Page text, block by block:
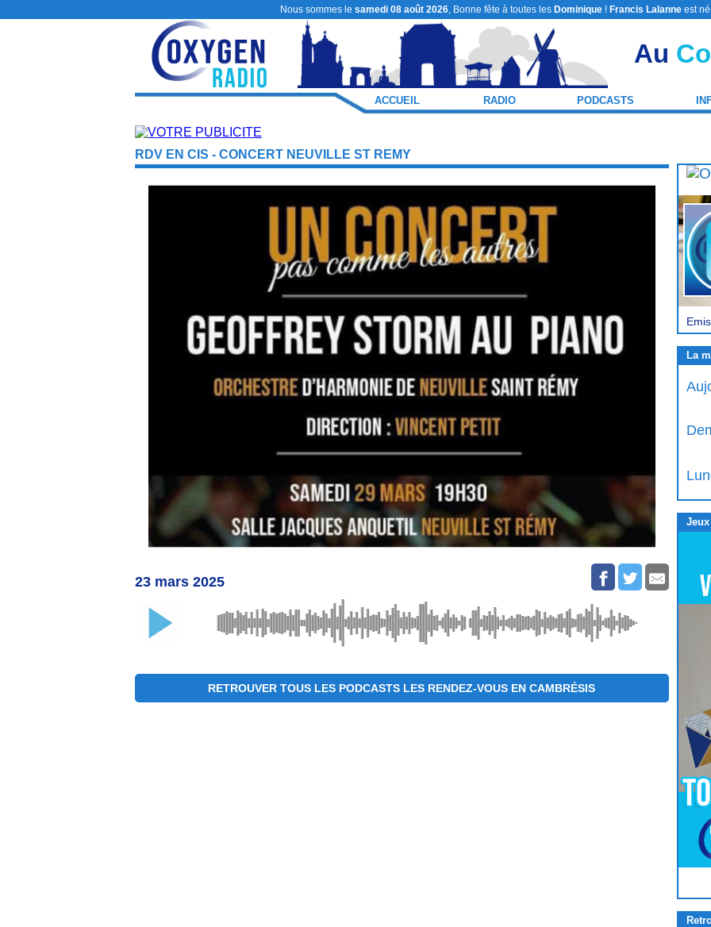
Nous sommes le samedi 08 août 2026, Bonne fête à toutes les Dominique ! Francis Lalanne est
Au
ACCUEIL RADIO PODCASTS
RDV EN CIS - CONCERT NEUVILLE ST REMY
23 mars 2025
RETROUVER TOUS LES PODCASTS LES RENDEZ-VOUS EN CAMBRÉSIS
La
Jeux